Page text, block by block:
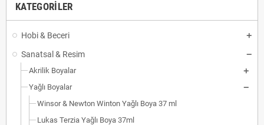
KATEGORILER
Hobi & Beceri
Sanatsal & Resim
Akrilik Boyalar
Yağlı Boyalar
Winsor & Newton Winton Yağlı Boya 37 ml
Lukas Terzia Yağlı Boya 37ml